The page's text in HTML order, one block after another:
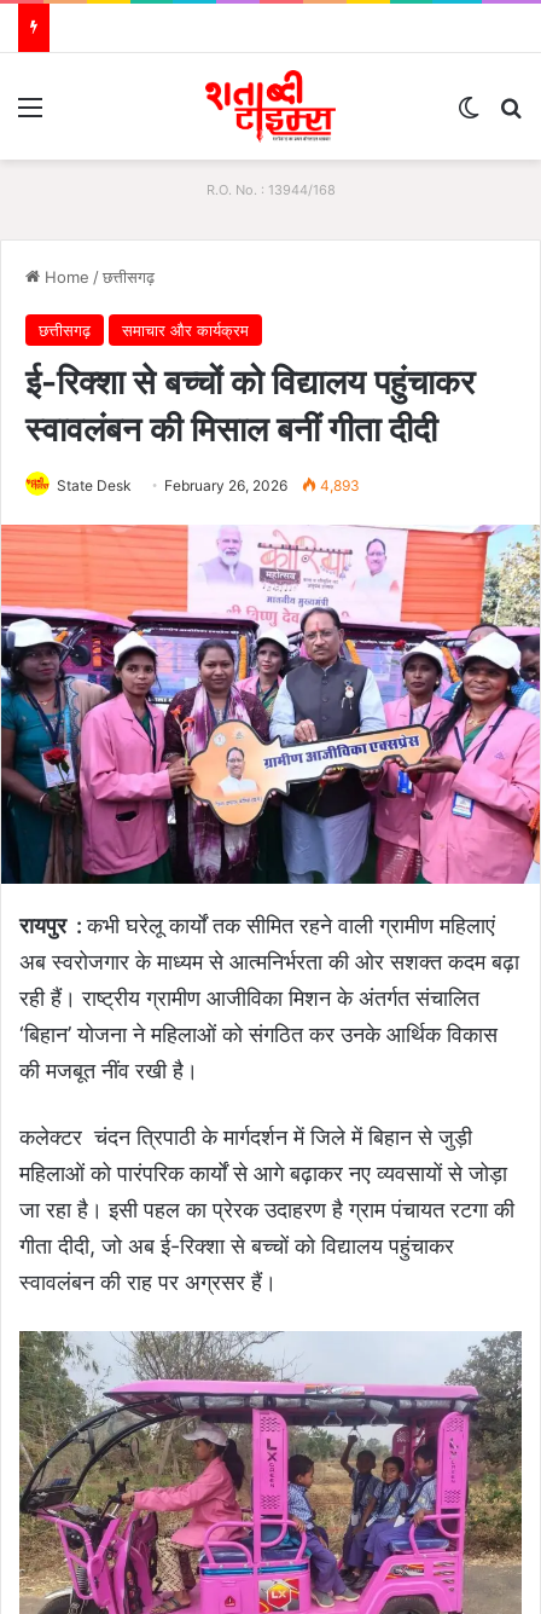
R.O. No. : 13944/168
Home /छत्तीसगढ़
छत्तीसगढ़ समाचार और कार्यक्रम
ई-रिक्शा से बच्चों को विद्यालय पहुंचाकर
स्वावलंबन की मिसाल बनीं गीता दीदी
State Desk February 26, 2026 4,893
रायपुर :कभी घरेलू कार्यों तक सीमित रहने वाली ग्रामीण महिलाएं
अब स्वरोजगार के माध्यम से आत्मनिर्भरता की ओर सशक्त कदम बढ़ा
रही हैं। राष्ट्रीय ग्रामीण आजीविका मिशन के अंतर्गत संचालित
‘बिहान’ योजना ने महिलाओं को संगठित कर उनके आर्थिक विकास
की मजबूत नींव रखी है।
कलेक्टर चंदन त्रिपाठी के मार्गदर्शन में जिले में बिहान से जुड़ी
महिलाओं को पारंपरिक कार्यों से आगे बढ़ाकर नए व्यवसायों से जोड़ा
जा रहा है। इसी पहल का प्रेरक उदाहरण है ग्राम पंचायत रटगा की
गीता दीदी, जो अब ई-रिक्शा से बच्चों को विद्यालय पहुंचाकर
स्वावलंबन की राह पर अग्रसर हैं।